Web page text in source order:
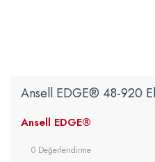
Ansell EDGE® 48-920
Ansell EDGE®
0 Değerlendirme